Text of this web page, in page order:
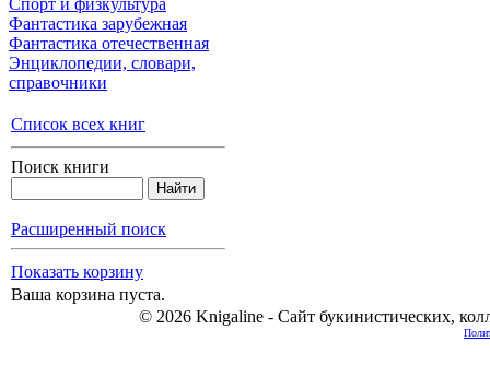
Фантастика зарубежная
Фантастика отечественная
Энциклопедии, cловари,
справочники
Список всех книг
Поиск книги
Расширенный поиск
Показать корзину
Ваша корзина пуста.
© 2026 Knigaline - Сайт букинистических,